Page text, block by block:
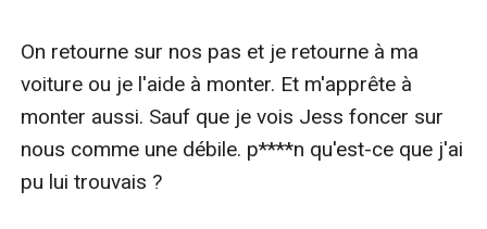
On retourne sur nos pas et je retourne à ma
voiture ou je l'aide à monter. Et m'apprête à
monter aussi. Sauf que je vois Jess foncer sur
nous comme une débile. p****n qu'est-ce que j'ai
pu lui trouvais ?